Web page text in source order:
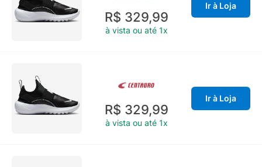
R$ 329,99
à vista ou até 1x
Ir à Loja
R$ 329,99
à vista ou até 1x
Ir à Loja